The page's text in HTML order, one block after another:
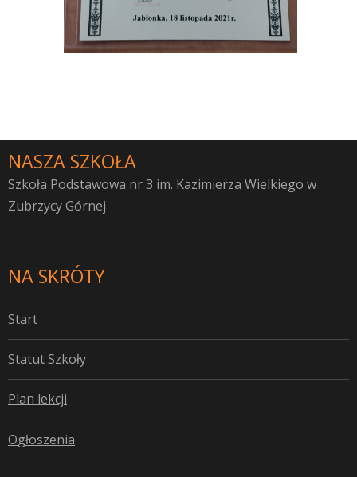
NASZA SZKOŁA
Szkoła Podstawowa nr 3 im. Kazimierza Wielkiego w
Zubrzycy Górnej
NA SKRÓTY
Start
Statut Szkoły
Plan lekcji
Ogłoszenia